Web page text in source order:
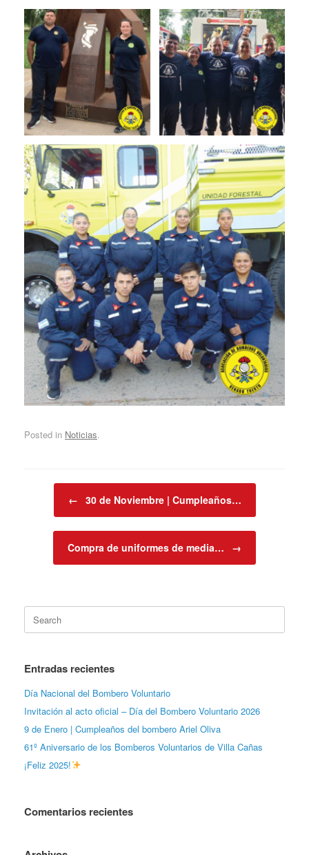
Posted in Noticias.
← 30 de Noviembre | Cumpleaños…
Compra de uniformes de media… →
Search
for:
Entradas recientes
Día Nacional del Bombero Voluntario
Invitación al acto oficial – Día del Bombero Voluntario 2026
9 de Enero | Cumpleaños del bombero Ariel Oliva
61º Aniversario de los Bomberos Voluntarios de Villa Cañas
¡Feliz 2025!
Comentarios recientes